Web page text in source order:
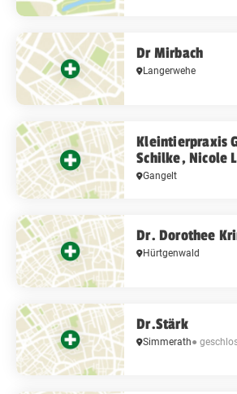
Dr Mirbach
Langerwehe
Kleintierpraxis
Schilke, Nicole
Gangelt
Dr. Dorothee
Hürtgenwald
Dr.Stärk
Simmerath●